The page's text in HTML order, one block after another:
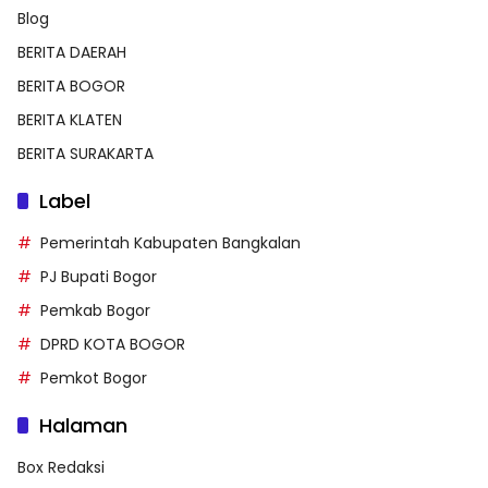
Blog
BERITA DAERAH
BERITA BOGOR
BERITA KLATEN
BERITA SURAKARTA
Label
Pemerintah Kabupaten Bangkalan
PJ Bupati Bogor
Pemkab Bogor
DPRD KOTA BOGOR
Pemkot Bogor
Halaman
Box Redaksi